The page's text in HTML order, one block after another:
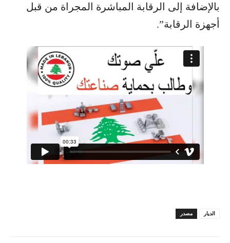
بالإضافة إلى الرقابة المباشرة المجراة من قبل
أجهزة الرقابة”.
مصدر الديار